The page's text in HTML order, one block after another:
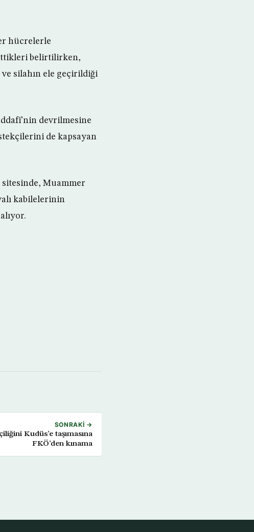
hücrelerle
belirtilirken,
ve silahın ele geçirildiği
devrilmesine
de kapsayan
sitesinde, Muammer
kabilelerinin
SONRAKI →
Kudüs’e taşımasına
FKÖ’den kınama